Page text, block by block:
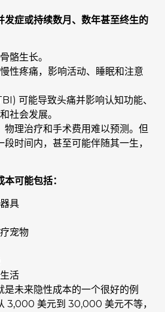
发症或持续数月、数年甚至终生的
骼生长。
性疼痛，影响活动、睡眠和注意
可能导致头痛并影响认知功能、
社会发展。
物理治疗和手术费用难以预测。但
时间内，甚至可能伴随其一生，
可能包括：
具
宠物
活
是未来隐性成本的一个很好的例
3,000 美元到 30,000 美元不等，